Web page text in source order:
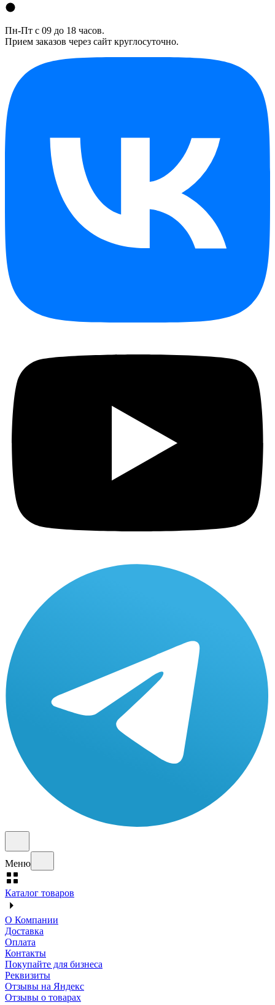
Пн-Пт с 09 до 18 часов.
Прием заказов через сайт круглосуточно.
Меню
Каталог товаров
О Компании
Доставка
Оплата
Контакты
Покупайте для бизнеса
Реквизиты
Отзывы на Яндекс
Отзывы о товарах